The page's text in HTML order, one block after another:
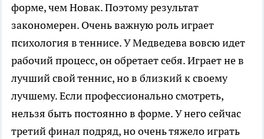
форме, чем Новак. Поэтому результат
закономерен. Очень важную роль играет
психология в теннисе. У Медведева вовсю идет
рабочий процесс, он обретает себя. Играет не в
лучший свой теннис, но в близкий к своему
лучшему. Если профессионально смотреть,
нельзя быть постоянно в форме. У него сейчас
третий финал подряд, но очень тяжело играть